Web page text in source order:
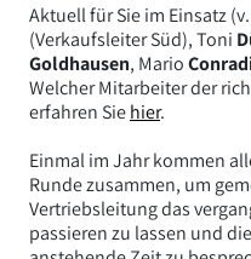
Aktuell für Sie im Einsatz
(Verkaufsleiter Süd), Toni
Goldhausen, Mario
Welcher Mitarbeiter der
erfahren Siehier.
Einmal im Jahr kommen
Runde zusammen, um
Vertriebsleitung das
passieren zu lassen und